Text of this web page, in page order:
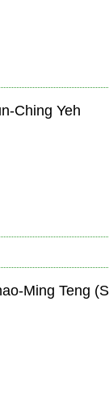
Ching Yeh
Ming Teng